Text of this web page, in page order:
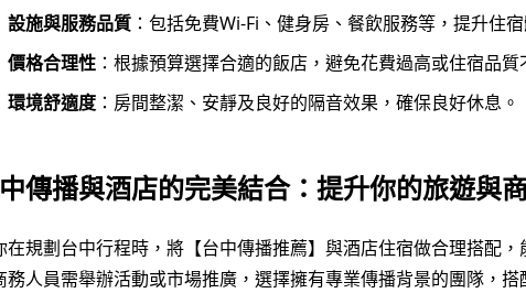
設施與服務品質：包括免費Wi-Fi、健身房、餐飲服務等，提升住宿
價格合理性：根據預算選擇合適的飯店，避免花費過高或住宿品質
環境舒適度：房間整潔、安靜及良好的隔音效果，確保良好休息。
傳播與酒店的完美結合：提升你的旅遊與
在規劃台中行程時，將【台中傳播推薦】與酒店住宿做合理搭配
務人員需舉辦活動或市場推廣，選擇擁有專業傳播背景的團隊，搭